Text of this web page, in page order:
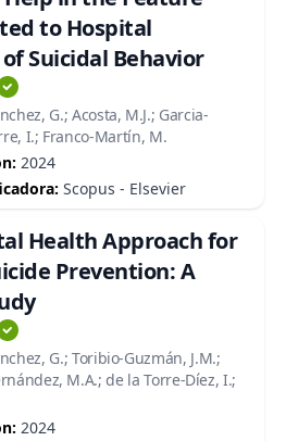
to Hospital
Suicidal Behavior
G.; Acosta, M.J.; Garcia-
I.; Franco-Martín, M.
2024
Scopus - Elsevier
Health Approach for
Prevention: A
G.; Toribio-Guzmán, J.M.;
M.A.; de la Torre-Díez, I.;
2024